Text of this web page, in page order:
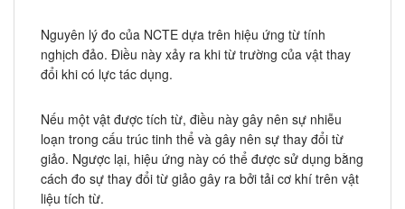
Nguyên lý đo của NCTE dựa trên hiệu ứng từ tính
nghịch đảo. Điều này xảy ra khi từ trường của vật thay
đổi khi có lực tác dụng.
Nếu một vật được tích từ, điều này gây nên sự nhiễu
loạn trong cấu trúc tinh thể và gây nên sự thay đổi từ
giảo. Ngược lại, hiệu ứng này có thể được sử dụng bằng
cách đo sự thay đổi từ giảo gây ra bởi tải cơ khí trên vật
liệu tích từ.